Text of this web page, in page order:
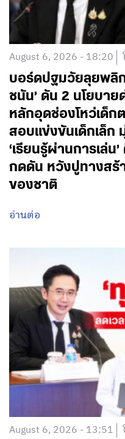
August 6, 2026 - 18:20
บอร์ดปฐมวัยลุยพลิ
ชนัน’ ดัน 2 นโยบาย
หลักอุดช่องโหว่เด็
สอบแข่งขันเด็กเล็ก
‘เรียนรู้ผ่านการเล่
กดดัน หวังปูทางสร้
ของชาติ
อ่านต่อ
August 6, 2026 - 13:51